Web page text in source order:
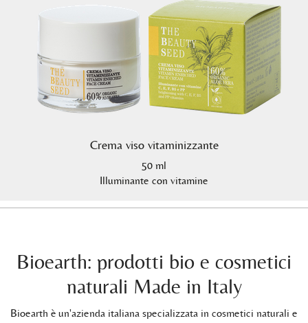
Crema viso vitaminizzante
50 ml
Illuminante con vitamine
Bioearth: prodotti bio e cosmetici
naturali Made in Italy
Bioearth è un'azienda italiana specializzata in cosmetici naturali e